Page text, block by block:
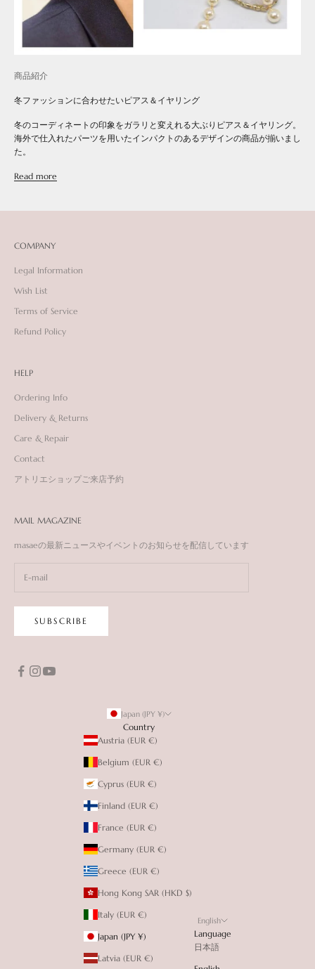
商品紹介
冬ファッションに合わせたいピアス＆イヤリング
冬のコーディネートの印象をガラリと変えれる大ぶりピアス＆イヤリング。
海外で仕入れたパーツを用いたインパクトのあるデザインの商品が揃いまし
た。
Read more
COMPANY
Legal Information
Wish List
Terms of Service
Refund Policy
HELP
Ordering Info
Delivery & Returns
Care & Repair
Contact
アトリエショップご来店予約
MAIL MAGAZINE
masaeの最新ニュースやイベントのお知らせを配信しています
SUBSCRIBE
Japan (JPY ¥)
Country
Austria (EUR €)
Belgium (EUR €)
Cyprus (EUR €)
Finland (EUR €)
France (EUR €)
Germany (EUR €)
Greece (EUR €)
Hong Kong SAR (HKD $)
Italy (EUR €)
Japan (JPY ¥)
Latvia (EUR €)
English
Language
日本語